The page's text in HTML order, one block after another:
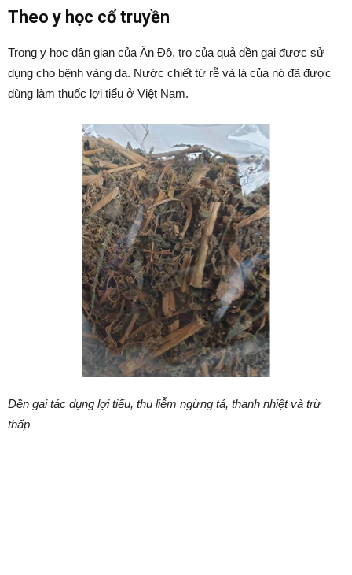
Theo y học cổ truyền
Trong y học dân gian của Ấn Độ, tro của quả dền gai được sử
dụng cho bệnh vàng da. Nước chiết từ rễ và lá của nó đã được
dùng làm thuốc lợi tiểu ở Việt Nam.
Dền gai tác dụng lợi tiểu, thu liễm ngừng tả, thanh nhiệt và trừ
thấp